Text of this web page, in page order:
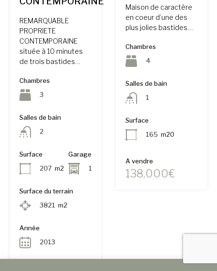
REMARQUABLE
PROPRIETE
CONTEMPORAINE
située à 10 minutes
de trois bastides…
Chambres
3
Salles de bain
2
Surface
207 m2
Garage
1
Surface du terrain
3821 m2
Année
2013
Maison de caractère
en coeur d’une des
plus jolies bastides…
Chambres
4
Salles de bain
1
Surface
165 m20
A vendre
138,000€